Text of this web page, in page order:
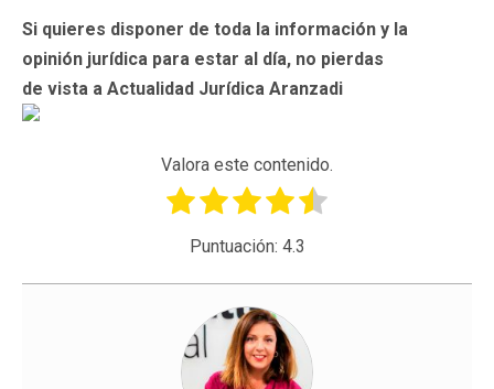
Si quieres disponer de toda la información y la
opinión jurídica para estar al día, no pierdas
de vista a Actualidad Jurídica Aranzadi
Valora este contenido.
Puntuación: 4.3